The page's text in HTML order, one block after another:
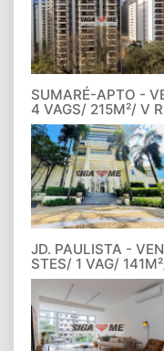
SUMARÉ-APTO -
4 VAGS/ 215M²/ V
JD. PAULISTA -
STES/ 1 VAG/